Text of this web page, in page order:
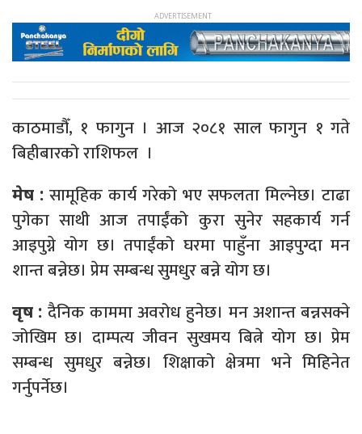
काठमाडौँ, १ फागुन । आज २०८१ साल फागुन १ गते
बिहीबारको राशिफल ।
मेष : सामूहिक कार्य गरेको भए सफलता मिल्नेछ। टाढा
पुगेका साथी आज तपाईंको कुरा सुनेर सहकार्य गर्न
आइपुग्ने योग छ। तपाईंको घरमा पाहुँना आइपुग्दा मन
शान्त बन्नेछ। प्रेम सम्बन्ध सुमधुर बन्ने योग छ।
वृष : दैनिक काममा अवरोध हुनेछ। मन अशान्त बन्नसक्ने
जोखिम छ। दाम्पत्य जीवन सुखमय बित्ने योग छ। प्रेम
सम्बन्ध सुमधुर बन्नेछ। शिक्षाको क्षेत्रमा भने मिहिनेत
गर्नुपर्नेछ।